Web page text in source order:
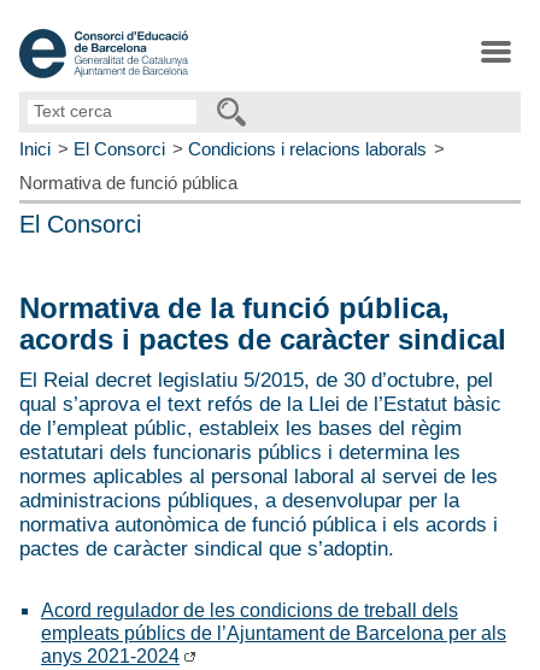
Text
Inici
El Consorci
Condicions i relacions laborals
Normativa de funció pública
El Consorci
Normativa de la funció pública,
acords i pactes de caràcter sindical
El Reial decret legislatiu 5/2015, de 30 d’octubre, pel
qual s’aprova el text refós de la Llei de l’Estatut bàsic
de l’empleat públic, estableix les bases del règim
estatutari dels funcionaris públics i determina les
normes aplicables al personal laboral al servei de les
administracions públiques, a desenvolupar per la
normativa autonòmica de funció pública i els acords i
pactes de caràcter sindical que s’adoptin.
Acord regulador de les condicions de treball dels
empleats públics de l’Ajuntament de Barcelona per als
anys 2021-2024